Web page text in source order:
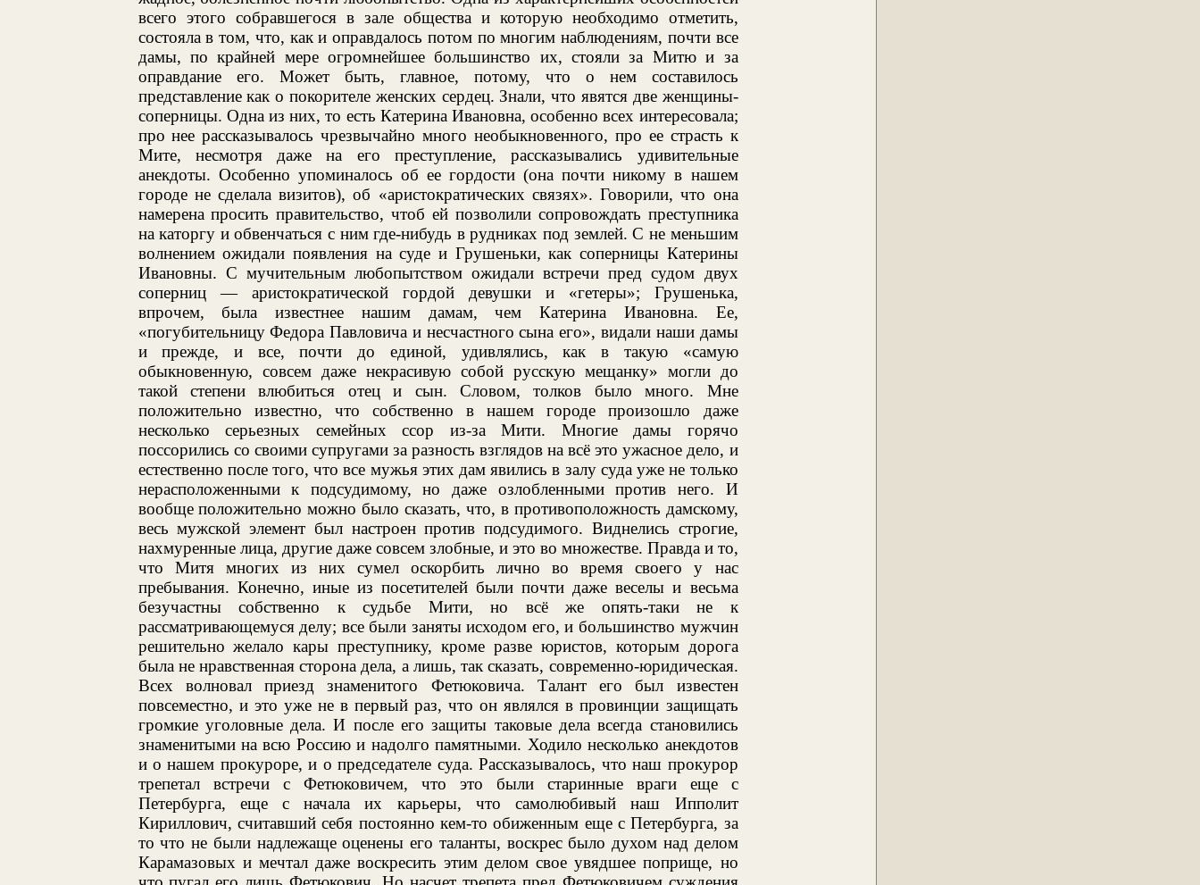
всего этого собравшегося в зале общества и которую необходимо отметить,
состояла в том, что, как и оправдалось потом по многим наблюдениям, почти все
дамы, по крайней мере огромнейшее большинство их, стояли за Митю и за
оправдание его. Может быть, главное, потому, что о нем составилось
представление как о покорителе женских сердец. Знали, что явятся две женщины-
соперницы. Одна из них, то есть Катерина Ивановна, особенно всех интересовала;
про нее рассказывалось чрезвычайно много необыкновенного, про ее страсть к
Мите, несмотря даже на его преступление, рассказывались удивительные
анекдоты. Особенно упоминалось об ее гордости (она почти никому в нашем
городе не сделала визитов), об «аристократических связях». Говорили, что она
намерена просить правительство, чтоб ей позволили сопровождать преступника
на каторгу и обвенчаться с ним где-нибудь в рудниках под землей. С не меньшим
волнением ожидали появления на суде и Грушеньки, как соперницы Катерины
Ивановны. С мучительным любопытством ожидали встречи пред судом двух
соперниц — аристократической гордой девушки и «гетеры»; Грушенька,
впрочем, была известнее нашим дамам, чем Катерина Ивановна. Ее,
«погубительницу Федора Павловича и несчастного сына его», видали наши дамы
и прежде, и все, почти до единой, удивлялись, как в такую «самую
обыкновенную, совсем даже некрасивую собой русскую мещанку» могли до
такой степени влюбиться отец и сын. Словом, толков было много. Мне
положительно известно, что собственно в нашем городе произошло даже
несколько серьезных семейных ссор из-за Мити. Многие дамы горячо
поссорились со своими супругами за разность взглядов на всё это ужасное дело, и
естественно после того, что все мужья этих дам явились в залу суда уже не только
нерасположенными к подсудимому, но даже озлобленными против него. И
вообще положительно можно было сказать, что, в противоположность дамскому,
весь мужской элемент был настроен против подсудимого. Виднелись строгие,
нахмуренные лица, другие даже совсем злобные, и это во множестве. Правда и то,
что Митя многих из них сумел оскорбить лично во время своего у нас
пребывания. Конечно, иные из посетителей были почти даже веселы и весьма
безучастны собственно к судьбе Мити, но всё же опять-таки не к
рассматривающемуся делу; все были заняты исходом его, и большинство мужчин
решительно желало кары преступнику, кроме разве юристов, которым дорога
была не нравственная сторона дела, а лишь, так сказать, современно-юридическая.
Всех волновал приезд знаменитого Фетюковича. Талант его был известен
повсеместно, и это уже не в первый раз, что он являлся в провинции защищать
громкие уголовные дела. И после его защиты таковые дела всегда становились
знаменитыми на всю Россию и надолго памятными. Ходило несколько анекдотов
и о нашем прокуроре, и о председателе суда. Рассказывалось, что наш прокурор
трепетал встречи с Фетюковичем, что это были старинные враги еще с
Петербурга, еще с начала их карьеры, что самолюбивый наш Ипполит
Кириллович, считавший себя постоянно кем-то обиженным еще с Петербурга, за
то что не были надлежаще оценены его таланты, воскрес было духом над делом
Карамазовых и мечтал даже воскресить этим делом свое увядшее поприще, но